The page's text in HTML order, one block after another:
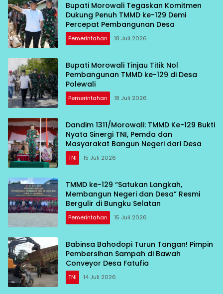
Bupati Morowali Tegaskan Komitmen
Dukung Penuh TMMD ke-129 Demi
Percepat Pembangunan Desa
Pemerintahan 18 Juli 2026
Bupati Morowali Tinjau Titik Nol
Pembangunan TMMD ke-129 di Desa
Polewali
Pemerintahan 18 Juli 2026
Dandim 1311/Morowali: TMMD Ke-129 Bukti
Nyata Sinergi TNI, Pemda dan
Masyarakat Bangun Negeri dari Desa
TNI 15 Juli 2026
TMMD ke-129 “Satukan Langkah,
Membangun Negeri dan Desa” Resmi
Bergulir di Bungku Selatan
Pemerintahan 15 Juli 2026
Babinsa Bahodopi Turun Tangan! Pimpin
Pembersihan Sampah di Bawah
Conveyor Desa Fatufia
TNI 14 Juli 2026